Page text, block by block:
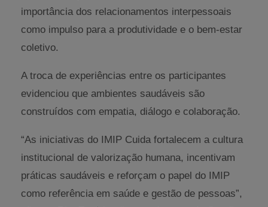
importância dos relacionamentos interpessoais
como impulso para a produtividade e o bem-estar
coletivo.
A troca de experiências entre os participantes
evidenciou que ambientes saudáveis são
construídos com empatia, diálogo e colaboração.
“As iniciativas do IMIP Cuida fortalecem a cultura
institucional de valorização humana, incentivam
práticas saudáveis e reforçam o papel do IMIP
como referência em saúde e gestão de pessoas”,